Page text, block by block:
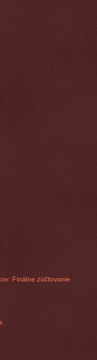
Finálne zúčtovanie